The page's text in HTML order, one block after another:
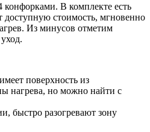
конфорками. В комплекте есть
стоимость, мгновенно
Из минусов отметим
поверхность из
нагрева, но можно найти с
быстро разогревают зону